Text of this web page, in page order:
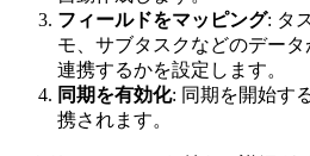
フィールドをマッピング: タ
モ、サブタスクなどのデー
連携するかを設定します。
同期を有効化: 同期を開始す
携されます。